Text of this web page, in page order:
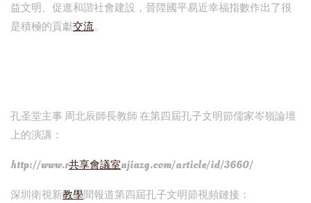
益文明、促進和諧社會建設，晉陞國平易近幸福指數作出了很
是積極的貢獻交流。
孔圣堂主事 周北辰師長教師 在第四屆孔子文明節儒家岑嶺論壇
上的演講：
http://www.r共享會議室ujiazg.com/article/id/3660/
深圳衛視新教學聞報道第四屆孔子文明節視頻鏈接：